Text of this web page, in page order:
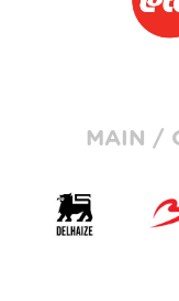
MAIN /